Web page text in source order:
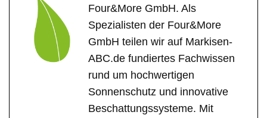
Four&More GmbH. Als
Spezialisten der Four&More
GmbH teilen wir auf Markisen-
ABC.de fundiertes Fachwissen
rund um hochwertigen
Sonnenschutz und innovative
Beschattungssysteme. Mit